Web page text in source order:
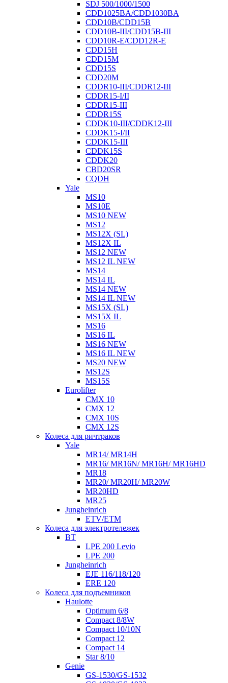
SDJ 500/1000/1500
CDD1025BA/CDD1030BA
CDD10B/CDD15B
CDD10B-III/CDD15B-III
CDD10R-E/CDD12R-E
CDD15H
CDD15M
CDD15S
CDD20M
CDDR10-III/CDDR12-III
CDDR15-I/II
CDDR15-III
CDDR15S
CDDK10-III/CDDK12-III
CDDK15-I/II
CDDK15-III
CDDK15S
CDDK20
CBD20SR
CQDH
Yale
MS10
MS10E
MS10 NEW
MS12
MS12X (SL)
MS12X IL
MS12 NEW
MS12 IL NEW
MS14
MS14 IL
MS14 NEW
MS14 IL NEW
MS15X (SL)
MS15X IL
MS16
MS16 IL
MS16 NEW
MS16 IL NEW
MS20 NEW
MS12S
MS15S
Eurolifter
CMX 10
CMX 12
CMX 10S
CMX 12S
Колеса для ричтраков
Yale
MR14/ MR14H
MR16/ MR16N/ MR16H/ MR16HD
MR18
MR20/ MR20H/ MR20W
MR20HD
MR25
Jungheinrich
ETV/ETM
Колеса для электротележек
BT
LPE 200 Levio
LPE 200
Jungheinrich
EJE 116/118/120
ERE 120
Колеса для подъемников
Haulotte
Optimum 6/8
Compact 8/8W
Compact 10/10N
Compact 12
Compact 14
Star 8/10
Genie
GS-1530/GS-1532